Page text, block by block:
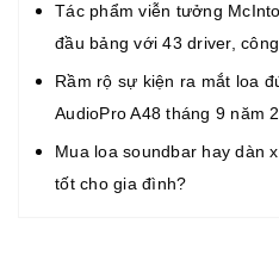
Tác phẩm viễn tưởng
đầu bảng với 43 driver,
Rầm rộ sự kiện ra mắt loa
AudioPro A48 tháng 9 năm
Mua loa soundbar hay dàn
tốt cho gia đình?